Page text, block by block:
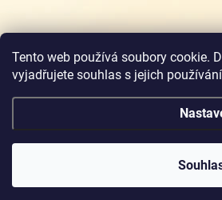
Tento web používá soubory cookie.
vyjadřujete souhlas s jejich